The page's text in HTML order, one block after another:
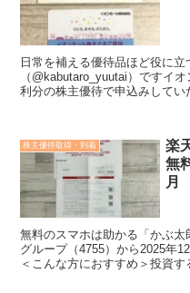
日常を補える優待品ほど役に立
（@kabutaro_yuutai）ですイ
利分の株主優待で申込みしてい
株主優待取得・到着
楽
無
月
無料のスマホは助かる「かぶ
グループ（4755）から2025年
＜こんな方におすすめ＞投資す